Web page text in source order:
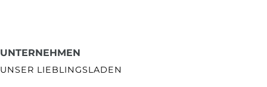
UNTERNEHMEN
UNSER LIEBLINGSLADEN